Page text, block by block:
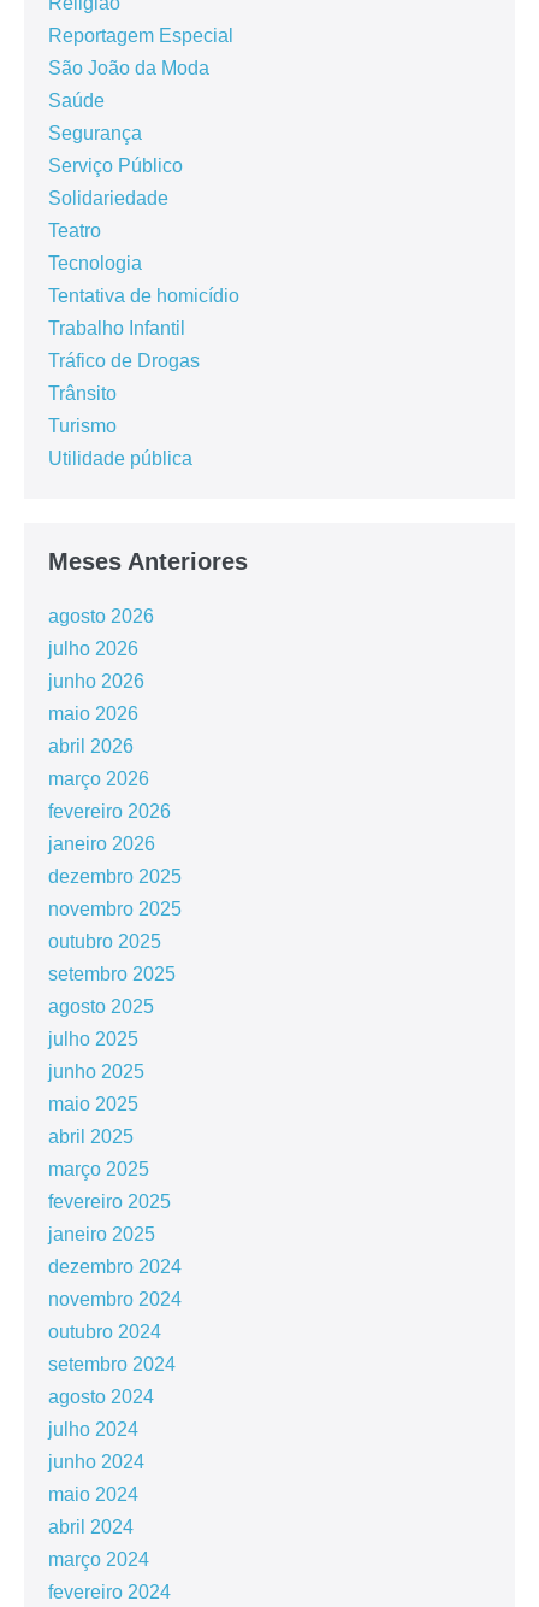
Reportagem Especial
São João da Moda
Saúde
Segurança
Serviço Público
Solidariedade
Teatro
Tecnologia
Tentativa de homicídio
Trabalho Infantil
Tráfico de Drogas
Trânsito
Turismo
Utilidade pública
Meses Anteriores
agosto 2026
julho 2026
junho 2026
maio 2026
abril 2026
março 2026
fevereiro 2026
janeiro 2026
dezembro 2025
novembro 2025
outubro 2025
setembro 2025
agosto 2025
julho 2025
junho 2025
maio 2025
abril 2025
março 2025
fevereiro 2025
janeiro 2025
dezembro 2024
novembro 2024
outubro 2024
setembro 2024
agosto 2024
julho 2024
junho 2024
maio 2024
abril 2024
março 2024
fevereiro 2024